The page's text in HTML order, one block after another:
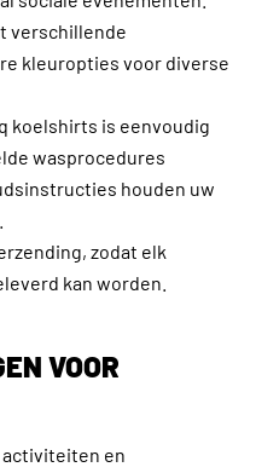
verschillende
kleuropties voor diverse
koelshirts is eenvoudig
wasprocedures
houden uw
zodat elk
kan worden.
VOOR
en